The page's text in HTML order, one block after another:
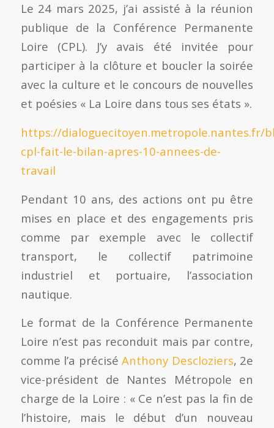
Le 24 mars 2025, j’ai assisté à la réunion
publique de la Conférence Permanente
Loire (CPL). J’y avais été invitée pour
participer à la clôture et boucler la soirée
avec la culture et le concours de nouvelles
et poésies « La Loire dans tous ses états ».
https://dialoguecitoyen.metropole.nantes.fr/
cpl-fait-le-bilan-apres-10-annees-de-
travail
Pendant 10 ans, des actions ont pu être
mises en place et des engagements pris
comme par exemple avec le collectif
transport, le collectif patrimoine
industriel et portuaire, l’association
nautique.
Le format de la Conférence Permanente
Loire n’est pas reconduit mais par contre,
comme l’a préciséAnthony Descloziers, 2e
vice-président de Nantes Métropole en
charge de la Loire : « Ce n’est pas la fin de
l’histoire, mais le début d’un nouveau